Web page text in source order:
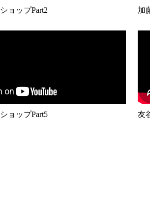
ョップPart2 加
ョップPart5 友